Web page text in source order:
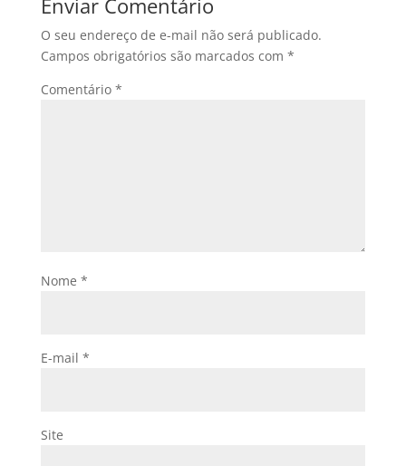
Enviar Comentário
O seu endereço de e-mail não será publicado.
Campos obrigatórios são marcados com *
Comentário *
Nome *
E-mail *
Site